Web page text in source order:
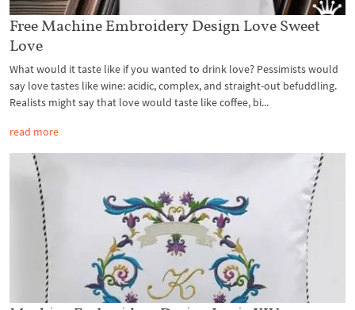
Free Machine Embroidery Design Love Sweet
Love
What would it taste like if you wanted to drink love? Pessimists would
say love tastes like wine: acidic, complex, and straight-out befuddling.
Realists might say that love would taste like coffee, bi...
read more